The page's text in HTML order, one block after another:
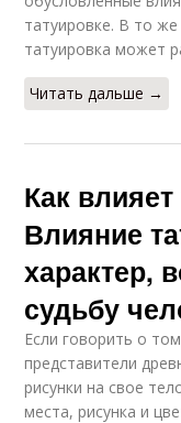
татуировке. В то
татуировка может
Читать дальше →
Как
Влияние
характер,
судьбу
Если говорить о
представители
рисунки на свое
места, рисунка и